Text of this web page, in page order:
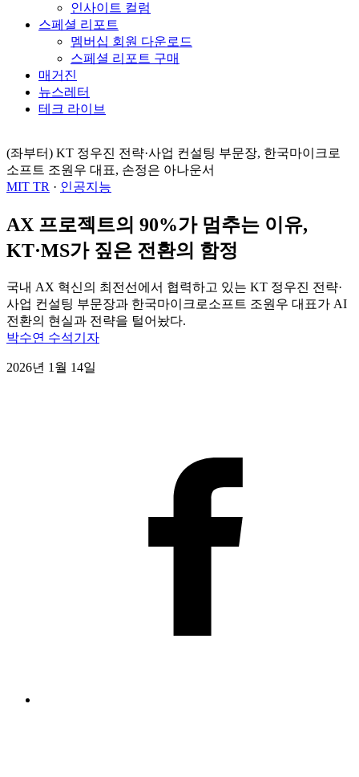
인사이트 컬럼
스페셜 리포트
멤버십 회원 다운로드
스페셜 리포트 구매
매거진
뉴스레터
테크 라이브
(좌부터) KT 정우진 전략·사업 컨설팅 부문장, 한국마이크로
소프트 조원우 대표, 손정은 아나운서
MIT TR · 인공지능
AX 프로젝트의 90%가 멈추는 이유,
KT·MS가 짚은 전환의 함정
국내 AX 혁신의 최전선에서 협력하고 있는 KT 정우진 전략·
사업 컨설팅 부문장과 한국마이크로소프트 조원우 대표가 AI
전환의 현실과 전략을 털어놨다.
박수연 수석기자
2026년 1월 14일